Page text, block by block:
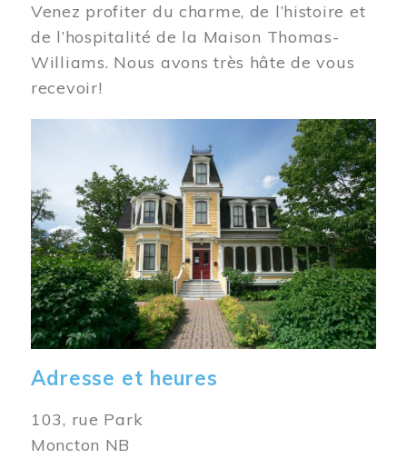
Venez profiter du charme, de l’histoire et
de l’hospitalité de la Maison Thomas-
Williams. Nous avons très hâte de vous
recevoir!
Adresse et heures
103, rue Park
Moncton NB